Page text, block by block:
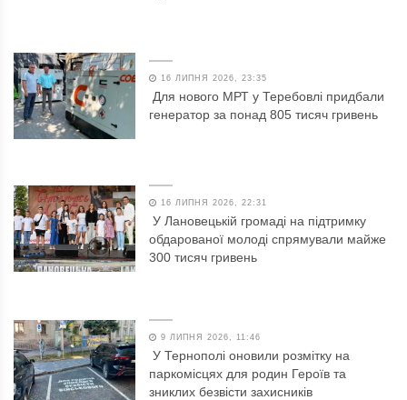
16 ЛИПНЯ 2026, 23:35
Для нового МРТ у Теребовлі придбали
генератор за понад 805 тисяч гривень
16 ЛИПНЯ 2026, 22:31
У Лановецькій громаді на підтримку
обдарованої молоді спрямували майже
300 тисяч гривень
9 ЛИПНЯ 2026, 11:46
У Тернополі оновили розмітку на
паркомісцях для родин Героїв та
зниклих безвісти захисників